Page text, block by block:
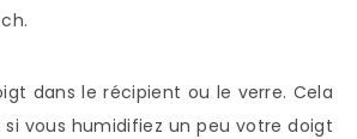
dans le récipient ou le verre. Cela
vous humidifiez un peu votre doigt